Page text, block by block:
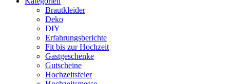
Brautkleider
Deko
DIY
Erfahrungsberichte
Fit bis zur Hochzeit
Gastgeschenke
Gutscheine
Hochzeitsfeier